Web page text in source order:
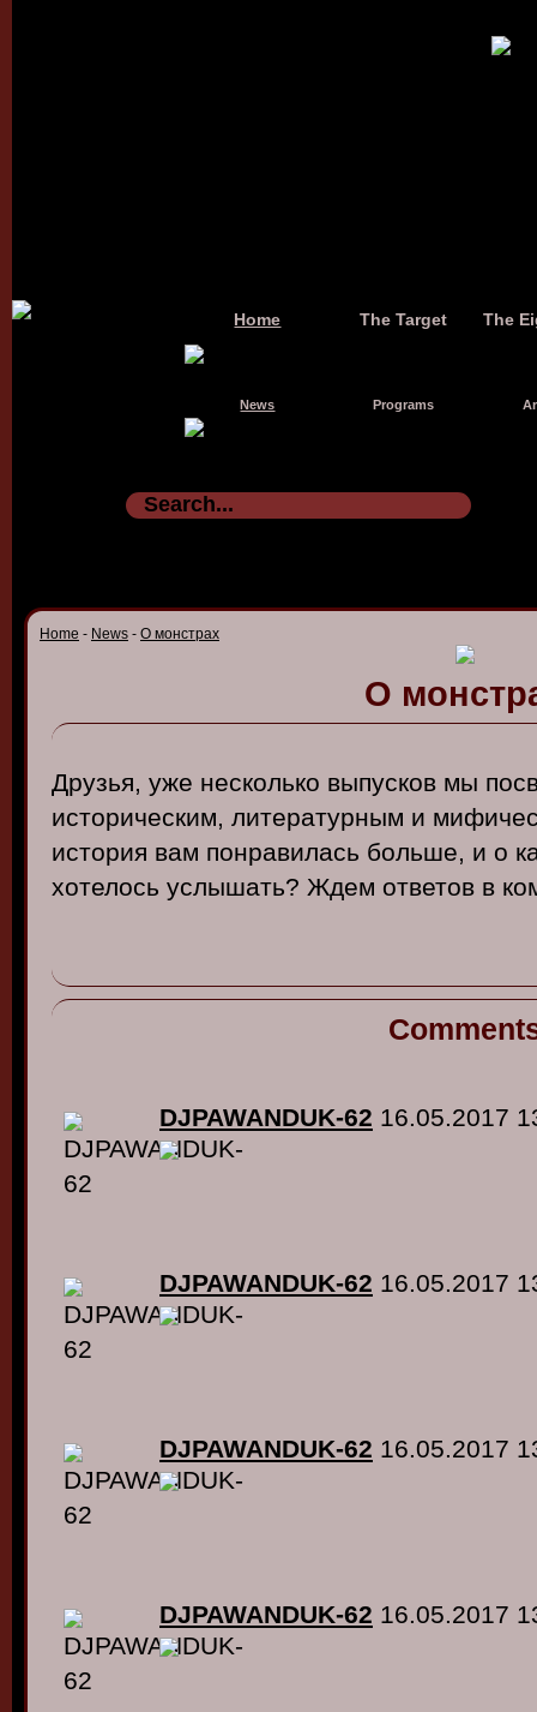
Home The Target The
News Programs
Home - News - О монстрах
О
Друзья, уже несколько выпусков мы
историческим, литературным и
история вам понравилась больше, и о
хотелось услышать? Ждем ответов в
DJPAWANDUK-62 16.05.2017
DJPAWANDUK-62 16.05.2017
DJPAWANDUK-62 16.05.2017
DJPAWANDUK-62 16.05.2017